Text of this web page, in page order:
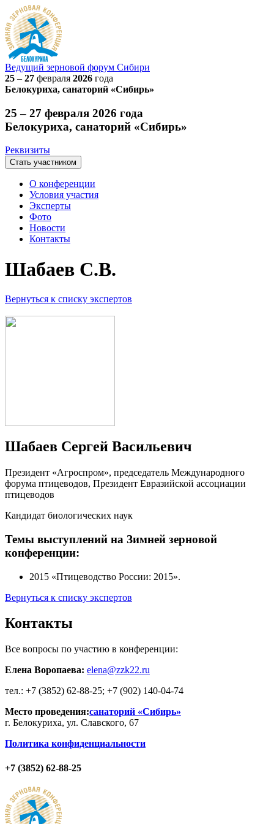
Ведущий зерновой форум Сибири
25 – 27 февраля 2026 года
Белокуриха, санаторий «Сибирь»
25 – 27 февраля 2026 года
Белокуриха, санаторий «Сибирь»
Реквизиты
Стать участником
О конференции
Условия участия
Эксперты
Фото
Новости
Контакты
Шабаев С.В.
Вернуться к списку экспертов
Шабаев Сергей Васильевич
Президент «Агроспром», председатель Международного
форума птицеводов, Президент Евразийской ассоциации
птицеводов
Кандидат биологических наук
Темы выступлений на Зимней зерновой
конференции:
2015 «Птицеводство России: 2015».
Вернуться к списку экспертов
Контакты
Все вопросы по участию в конференции:
Елена Воропаева: elena@zzk22.ru
тел.: +7 (3852) 62-88-25; +7 (902) 140-04-74
Место проведения:санаторий «Сибирь»
г. Белокуриха, ул. Славского, 67
Политика конфиденциальности
+7 (3852) 62-88-25